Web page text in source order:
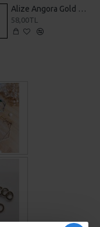
Alize Angora Gold Simli 106
58,00TL